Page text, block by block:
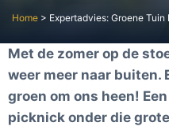
Home > Expertadvies: Groene Tuin
Met de zomer op de
weer meer naar buiten.
groen om ons heen!
picknick onder die